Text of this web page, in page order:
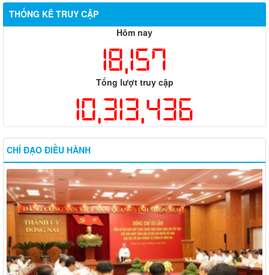
THỐNG KÊ TRUY CẬP
Hôm nay
18,157
Tổng lượt truy cập
10,313,436
CHỈ ĐẠO ĐIỀU HÀNH